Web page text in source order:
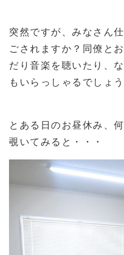
突然ですが、みなさん
ごされますか？同僚と
だり音楽を聴いたり、
もいらっしゃるでしょ
とある日のお昼休み、
覗いてみると・・・